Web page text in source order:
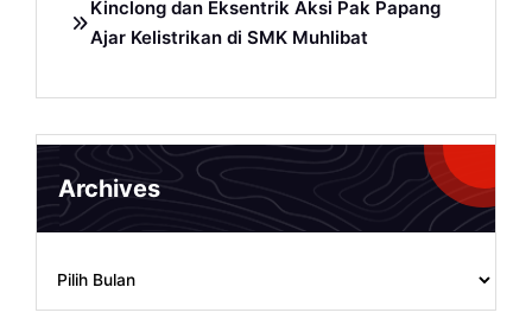
Kinclong dan Eksentrik Aksi Pak Papang
Ajar Kelistrikan di SMK Muhlibat
Archives